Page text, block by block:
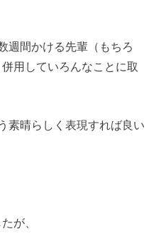
週間かける先輩（もちろ
用していろんなことに取
素晴らしく表現すれば良い
が、